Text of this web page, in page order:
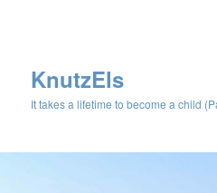
KnutzEls
It takes a lifetime to become a child